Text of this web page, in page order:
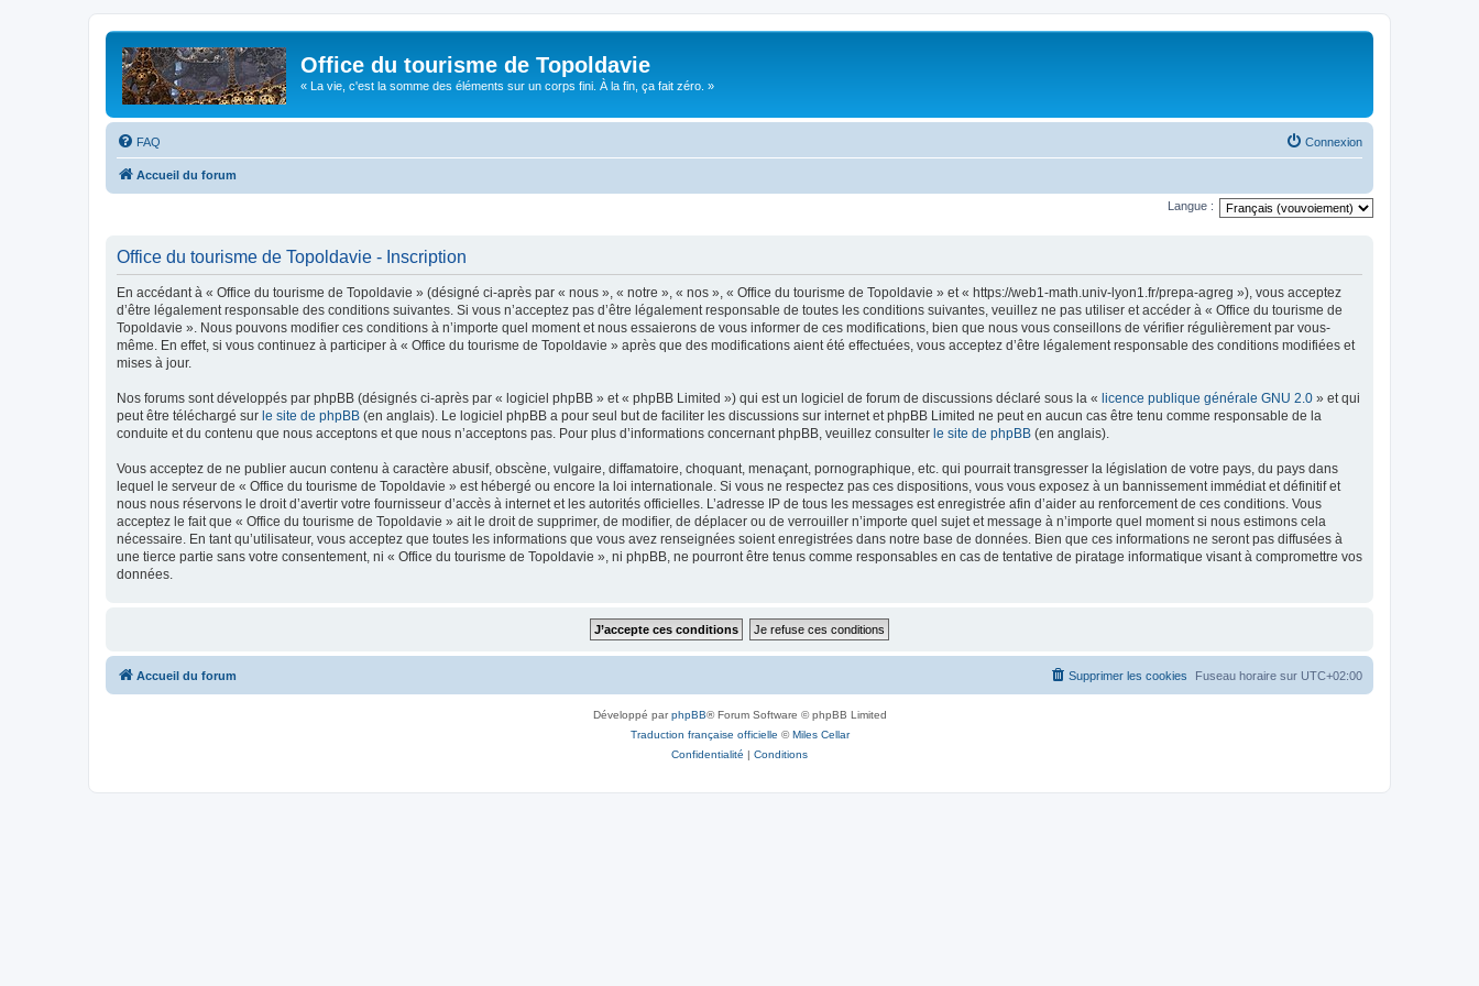
Office du tourisme de Topoldavie
« La vie, c'est la somme des éléments sur un corps fini. À la fin, ça fait zéro. »
FAQ Connexion
Accueil du forum
Langue :
Office du tourisme de Topoldavie - Inscription
En accédant à « Office du tourisme de Topoldavie » (désigné ci-après par « nous », « notre », « nos », « Office du tourisme de Topoldavie » et « https://web1-math.univ-lyon1.fr/prepa-agreg »), vous acceptez
d’être légalement responsable des conditions suivantes. Si vous n’acceptez pas d’être légalement responsable de toutes les conditions suivantes, veuillez ne pas utiliser et accéder à « Office du tourisme de
Topoldavie ». Nous pouvons modifier ces conditions à n’importe quel moment et nous essaierons de vous informer de ces modifications, bien que nous vous conseillons de vérifier régulièrement par vous-
même. En effet, si vous continuez à participer à « Office du tourisme de Topoldavie » après que des modifications aient été effectuées, vous acceptez d’être légalement responsable des conditions modifiées et
mises à jour.
Nos forums sont développés par phpBB (désignés ci-après par « logiciel phpBB » et « phpBB Limited ») qui est un logiciel de forum de discussions déclaré sous la « licence publique générale GNU 2.0 » et qui
peut être téléchargé sur le site de phpBB (en anglais). Le logiciel phpBB a pour seul but de faciliter les discussions sur internet et phpBB Limited ne peut en aucun cas être tenu comme responsable de la
conduite et du contenu que nous acceptons et que nous n’acceptons pas. Pour plus d’informations concernant phpBB, veuillez consulter le site de phpBB (en anglais).
Vous acceptez de ne publier aucun contenu à caractère abusif, obscène, vulgaire, diffamatoire, choquant, menaçant, pornographique, etc. qui pourrait transgresser la législation de votre pays, du pays dans
lequel le serveur de « Office du tourisme de Topoldavie » est hébergé ou encore la loi internationale. Si vous ne respectez pas ces dispositions, vous vous exposez à un bannissement immédiat et définitif et
nous nous réservons le droit d’avertir votre fournisseur d’accès à internet et les autorités officielles. L’adresse IP de tous les messages est enregistrée afin d’aider au renforcement de ces conditions. Vous
acceptez le fait que « Office du tourisme de Topoldavie » ait le droit de supprimer, de modifier, de déplacer ou de verrouiller n’importe quel sujet et message à n’importe quel moment si nous estimons cela
nécessaire. En tant qu’utilisateur, vous acceptez que toutes les informations que vous avez renseignées soient enregistrées dans notre base de données. Bien que ces informations ne seront pas diffusées à
une tierce partie sans votre consentement, ni « Office du tourisme de Topoldavie », ni phpBB, ne pourront être tenus comme responsables en cas de tentative de piratage informatique visant à compromettre vos
données.
Accueil du forum Fuseau horaire sur UTC+02:00
Supprimer les cookies
Développé parphpBB® Forum Software © phpBB Limited
Traduction française officielle ©Miles Cellar
Confidentialité | Conditions